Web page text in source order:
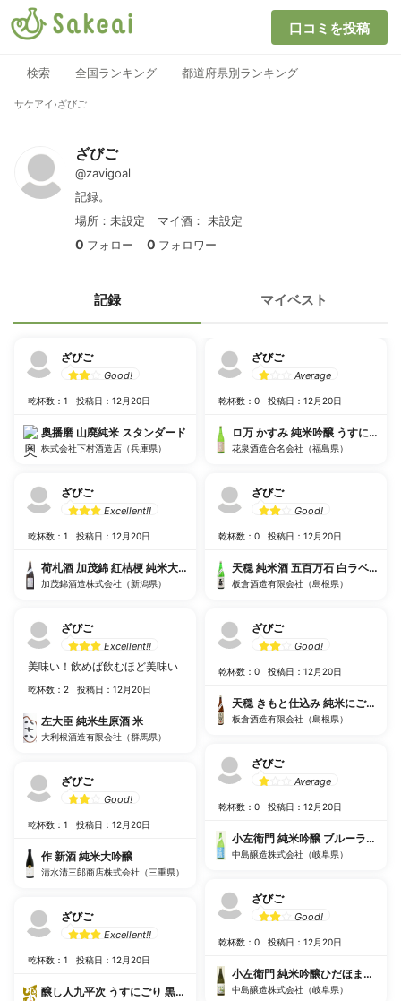
口コミを投稿
検索 全国ランキング 都道府県別ランキング
サケアイ ›ざびご
ざびご
@zavigoal
記録。
場所：未設定
マイ酒： 未設定
0 フォロー 0 フォロワー
記録 マイベスト
ざびご
Good!
乾杯数：1 投稿日：12月20日
奥播磨 山廃純米 スタンダード
株式会社下村酒造店（兵庫県）
ざびご
Excellent!!
乾杯数：1 投稿日：12月20日
荷札酒 加茂錦 紅桔梗 純米大吟醸
加茂錦酒造株式会社（新潟県）
ざびご
Excellent!!
美味い！飲めば飲むほど美味い
乾杯数：2 投稿日：12月20日
左大臣 純米生原酒 米
大利根酒造有限会社（群馬県）
ざびご
Good!
乾杯数：1 投稿日：12月20日
作 新酒 純米大吟醸
清水清三郎商店株式会社（三重県）
ざびご
Excellent!!
乾杯数：1 投稿日：12月20日
醸し人九平次 うすにごり 黒田庄産 山田錦
ざびご
Average
乾杯数：0 投稿日：12月20日
ロ万 かすみ 純米吟醸 うすにごり
花泉酒造合名会社（福島県）
ざびご
Good!
乾杯数：0 投稿日：12月20日
天穏 純米酒 五百万石 白ラベル
板倉酒造有限会社（島根県）
ざびご
Good!
乾杯数：0 投稿日：12月20日
天穏 きもと仕込み 純米にごり 改
板倉酒造有限会社（島根県）
ざびご
Average
乾杯数：0 投稿日：12月20日
小左衛門 純米吟醸 ブルーラベル
中島醸造株式会社（岐阜県）
ざびご
Good!
乾杯数：0 投稿日：12月20日
小左衛門 純米吟醸ひだほまれ お
中島醸造株式会社（岐阜県）